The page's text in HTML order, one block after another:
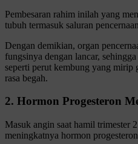
Pembesaran rahim inilah yang
tubuh termasuk saluran
Dengan demikian, organ
fungsinya dengan lancar,
seperti perut kembung yang mirip
rasa begah.
2. Hormon Progesteron
Masuk angin saat hamil trimester
meningkatnya hormon